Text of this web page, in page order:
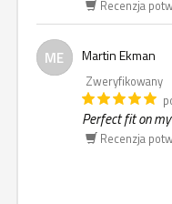
Recenzja
ME Martin Ekman
Zweryfikowany
Perfect fit on
Recenzja